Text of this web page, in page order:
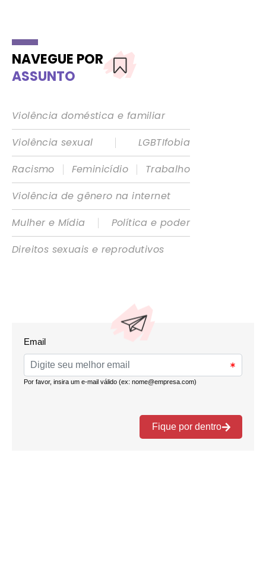
NAVEGUE POR
ASSUNTO
Violência doméstica e familiar
Violência sexual
|
LGBTIfobia
Racismo
| Feminicídio |
Trabalho
Violência de gênero na internet
Mulher e Mídia
|
Política e poder
Direitos sexuais e reprodutivos